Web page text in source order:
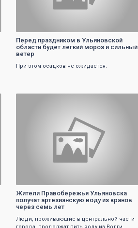
Перед праздником в Ульяновской
области будет легкий мороз и сильный
ветер
При этом осадков не ожидается.
Жители Правобережья Ульяновска
получат артезианскую воду из кранов
через семь лет
Люди, проживающие в центральной части